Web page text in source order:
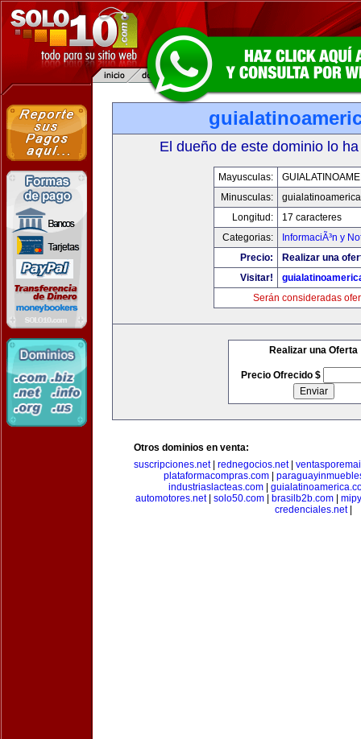
El dueño de este dominio lo
Mayusculas:
Minusculas:
Longitud:
17 caracteres
Categorias:
InformaciÃ³n y
Precio:
Realizar una
Visitar!
Serán consideradas
Realizar una Oferta
Precio Ofrecido $
Otros dominios en venta:
suscripciones.net| rednegocios.net|
plataformacompras.com
industriaslacteas.com
automotores.net| solo50.com brasilb2b.com
credenciales.net|